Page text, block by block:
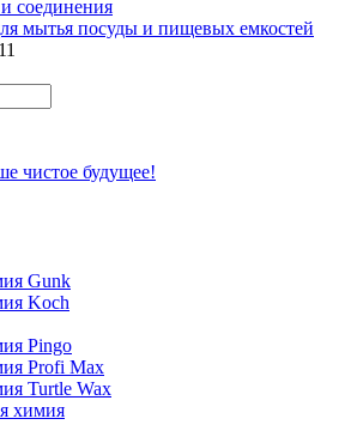
соединения
мытья посуды и пищевых емкостей
Gunk
Koch
Pingo
Profi Max
Turtle Wax
химия